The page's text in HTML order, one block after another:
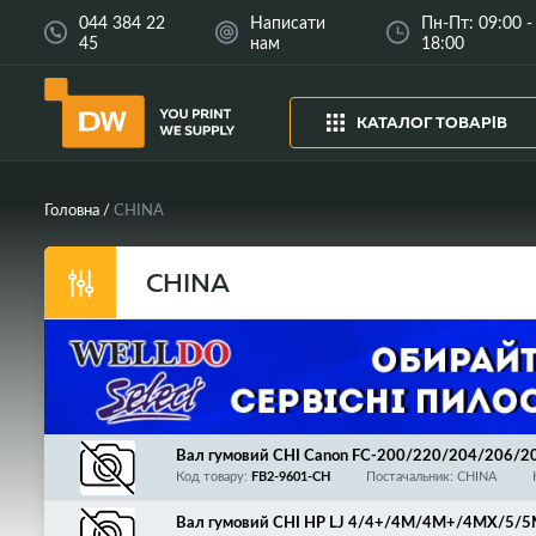
044 384 22
45
Написати
нам
Пн-Пт: 09:00 -
18:00
КАТАЛОГ ТОВАРІВ
Головна CHINA
CHINA
Вал гумовий CHI Canon FC-200/220/204/
0/320/325/HP 4L/4P/FB2-9601/FB2-9615/
Код товару: FB2-9601-CH Постачальник: CHINA
Вал гумовий CHI HP LJ 4/4+/4M/4M+/4MX/5/